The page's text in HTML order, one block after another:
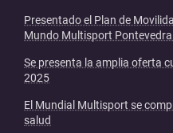
Presentado el Plan de
Mundo Multisport
Se presenta la amplia oferta
2025
El Mundial Multisport se
salud